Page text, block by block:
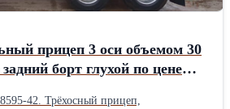
прицеп 3 оси объемом 30
борт глухой по цене
прицеп,